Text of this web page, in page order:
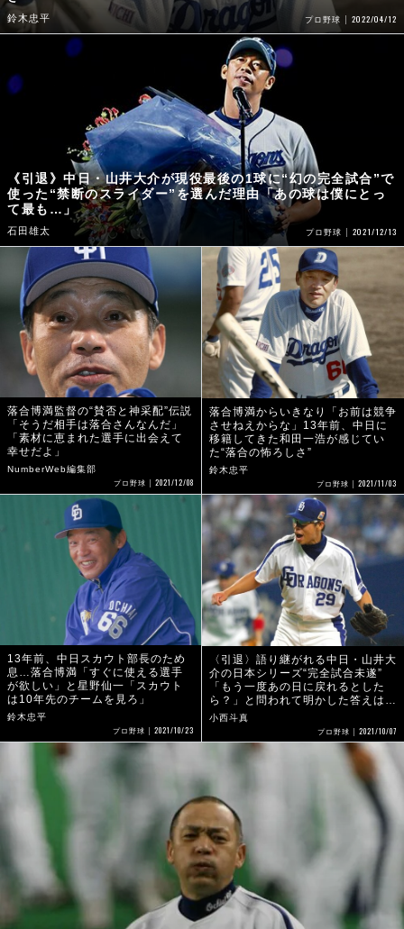
鈴木忠平 プロ野球 2022/04/12
《引退》中日・山井大介が現役最後の1球に“幻の完全試合”で
使った“禁断のスライダー”を選んだ理由「あの球は僕にとっ
て最も…」
石田雄太 プロ野球 2021/12/13
落合博満監督の“賛否と神采配”伝説
「そうだ相手は落合さんなんだ」
「素材に恵まれた選手に出会えて
幸せだよ」
NumberWeb編集部
プロ野球 2021/12/08
落合博満からいきなり「お前は競争
させねえからな」13年前、中日に
移籍してきた和田一浩が感じてい
た“落合の怖ろしさ”
鈴木忠平
プロ野球 2021/11/03
13年前、中日スカウト部長のため
息…落合博満「すぐに使える選手
が欲しい」と星野仙一「スカウト
は10年先のチームを見ろ」
鈴木忠平
プロ野球 2021/10/23
〈引退〉語り継がれる中日・山井大
介の日本シリーズ“完全試合未遂”
「もう一度あの日に戻れるとした
ら？」と問われて明かした答えは…
小西斗真
プロ野球 2021/10/07